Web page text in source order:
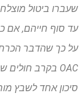
עד סוף חייהם, אם
סיכון אחד לשבץ